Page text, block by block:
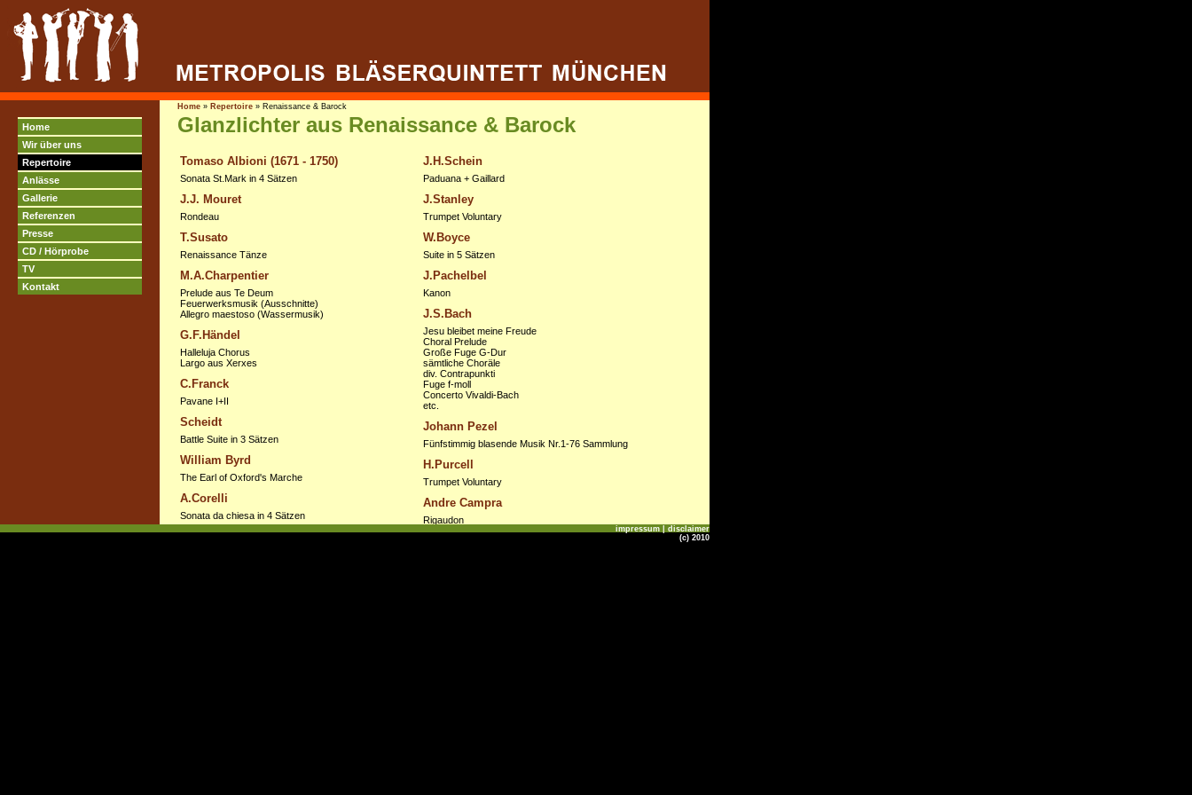
Home
Wir über uns
Repertoire
Anlässe
Gallerie
Referenzen
Presse
CD / Hörprobe
TV
Kontakt
Home » Repertoire » Renaissance & Barock
Glanzlichter aus Renaissance & Barock
Tomaso Albioni (1671 - 1750)
Sonata St.Mark in 4 Sätzen
J.J. Mouret
Rondeau
T.Susato
Renaissance Tänze
M.A.Charpentier
Prelude aus Te Deum
Feuerwerksmusik (Ausschnitte)
Allegro maestoso (Wassermusik)
G.F.Händel
Halleluja Chorus
Largo aus Xerxes
C.Franck
Pavane I+II
Scheidt
Battle Suite in 3 Sätzen
William Byrd
The Earl of Oxford's Marche
A.Corelli
Sonata da chiesa in 4 Sätzen
Anonymus
J.H.Schein
Paduana + Gaillard
J.Stanley
Trumpet Voluntary
W.Boyce
Suite in 5 Sätzen
J.Pachelbel
Kanon
J.S.Bach
Jesu bleibet meine Freude
Choral Prelude
Große Fuge G-Dur
sämtliche Choräle
div. Contrapunkti
Fuge f-moll
Concerto Vivaldi-Bach
etc.
Johann Pezel
Fünfstimmig blasende Musik Nr.1-76 Sammlung
H.Purcell
Trumpet Voluntary
Andre Campra
Rigaudon
impressum | disclaimer
(c) 2010